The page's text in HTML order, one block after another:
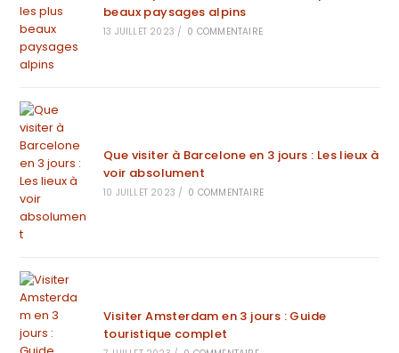
beaux paysages alpins
13 JUILLET 2023 / 0 COMMENTAIRE
Que visiter à Barcelone en 3 jours : Les lieux à
voir absolument
10 JUILLET 2023 / 0 COMMENTAIRE
Visiter Amsterdam en 3 jours : Guide
touristique complet